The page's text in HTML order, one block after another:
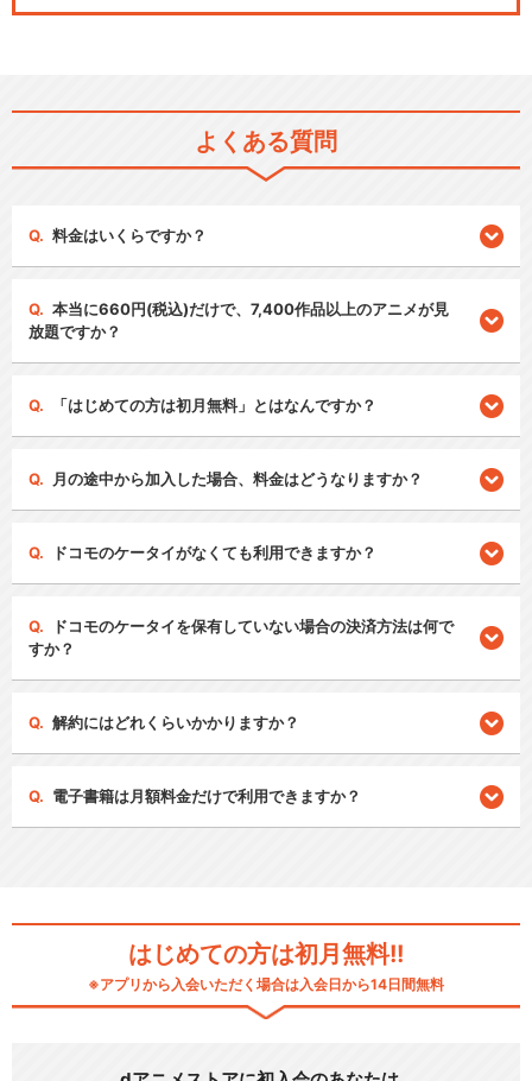
よくある質問
料金はいくらですか？
本当に660円(税込)だけで、7,400作品以上のアニメが見
放題ですか？
「はじめての方は初月無料」とはなんですか？
月の途中から加入した場合、料金はどうなりますか？
ドコモのケータイがなくても利用できますか？
ドコモのケータイを保有していない場合の決済方法は何で
すか？
解約にはどれくらいかかりますか？
電子書籍は月額料金だけで利用できますか？
はじめての方は初月無料!!
※アプリから入会いただく場合は入会日から14日間無料